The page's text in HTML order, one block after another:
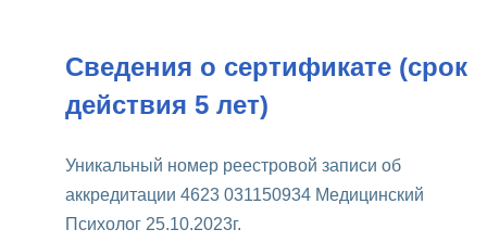
Сведения о сертификате (срок
действия 5 лет)
Уникальный номер реестровой записи об
аккредитации 4623 031150934 Медицинский
Психолог 25.10.2023г.